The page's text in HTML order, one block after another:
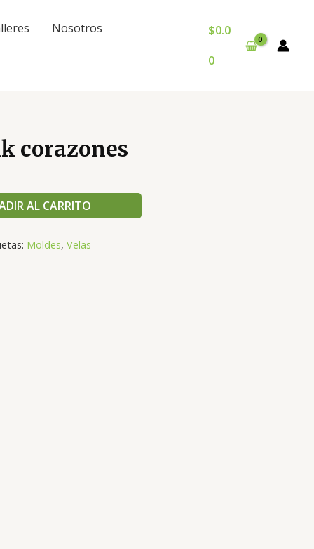
Nosotros $0.0
0
corazones
AL CARRITO
Moldes,Velas